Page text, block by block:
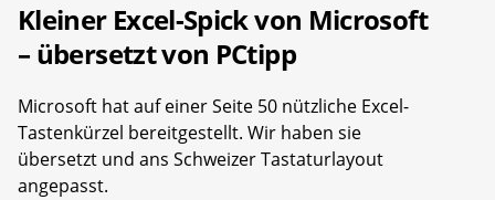
Kleiner Excel-Spick von Microsoft
– übersetzt von PCtipp
Microsoft hat auf einer Seite 50 nützliche Excel-
Tastenkürzel bereitgestellt. Wir haben sie
übersetzt und ans Schweizer Tastaturlayout
angepasst.